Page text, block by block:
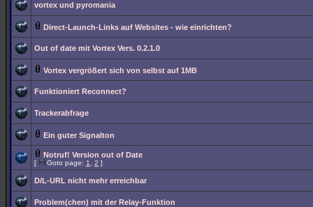
vortex und pyromania
Direct-Launch-Links auf Websites - wie einrichten?
Out of date mit Vortex Vers. 0.2.1.0
Vortex vergrößert sich von selbst auf 1MB
Funktioniert Reconnect?
Trackerabfrage
Ein guter Signalton
Notruf! Version out of Date
[ Goto page: 1 2 ]
D/L-URL nicht mehr erreichbar
Problem(chen) mit der Relay-Funktion